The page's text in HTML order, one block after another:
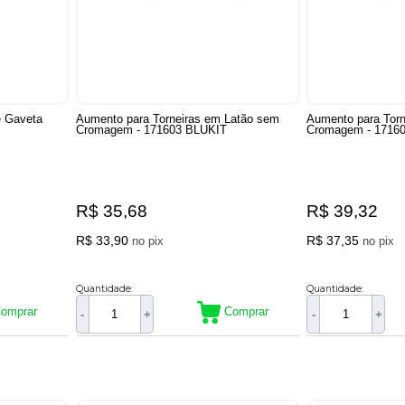
Gaveta
Aumento para Torneiras em Latão sem
Cromagem - 171603 BLUKIT
R$ 35,68
R$ 33,90 no pix
Quantidade:
- + Comprar
Aumento para
Cromagem -
R$ 39,32
R$ 37,35 no pix
Quantidade:
- +